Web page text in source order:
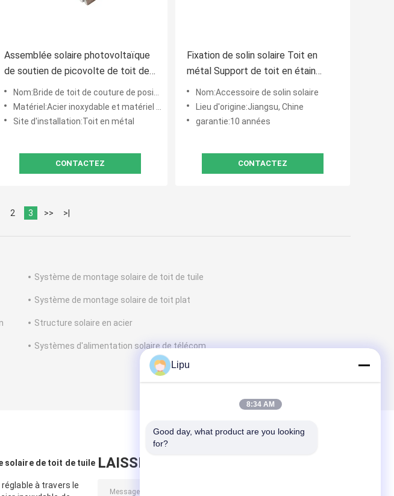
Assemblée solaire photovoltaïque
de soutien de picovolte de toit de
couture de position de bride de
couture du toit A2
Nom:Bride de toit de couture de position de bride de la couture A2
Matériel:Acier inoxydable et matériel A2-70
Site d'installation:Toit en métal
CONTACTEZ
Fixation de solin solaire Toit en
métal Support de toit en étain
solaire photovoltaïque
Nom:Accessoire de solin solaire
Lieu d'origine:Jiangsu, Chine
garantie:10 années
CONTACTEZ
2 3 >> >|
Système de montage solaire de toit de tuile
Système de montage solaire de toit plat
Structure solaire en acier
Systèmes d'alimentation solaire de télécom
solaire de toit de tuile
à travers le
LAISSEZ UN MESSAGE
Lipu
8:34 AM
Good day, what product are you looking
for?